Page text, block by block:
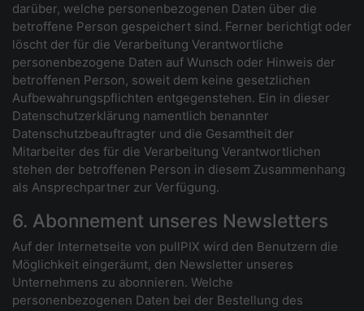
darüber, welche personenbezogenen Daten über die
betroffene Person gespeichert sind. Ferner berichtigt oder
löscht der für die Verarbeitung Verantwortliche
personenbezogene Daten auf Wunsch oder Hinweis der
betroffenen Person, soweit dem keine gesetzlichen
Aufbewahrungspflichten entgegenstehen. Ein in dieser
Datenschutzerklärung namentlich benannter
Datenschutzbeauftragter und die Gesamtheit der
Mitarbeiter des für die Verarbeitung Verantwortlichen
stehen der betroffenen Person in diesem Zusammenhang
als Ansprechpartner zur Verfügung.
6. Abonnement unseres Newsletters
Auf der Internetseite von pullPIX wird den Benutzern die
Möglichkeit eingeräumt, den Newsletter unseres
Unternehmens zu abonnieren. Welche
personenbezogenen Daten bei der Bestellung des